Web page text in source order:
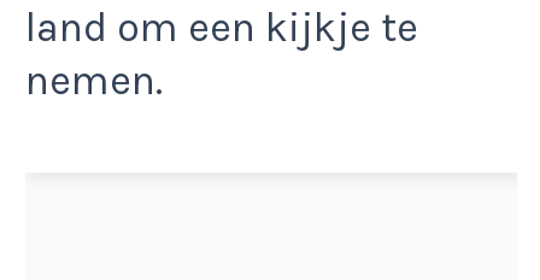
land om een kijkje te
nemen.